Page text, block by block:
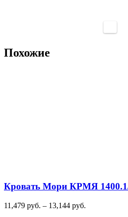
Похожие
Кровать Мори КРМЯ
11,479 руб. – 13,144 руб.